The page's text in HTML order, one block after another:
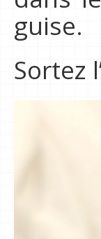
guise.
Sortez